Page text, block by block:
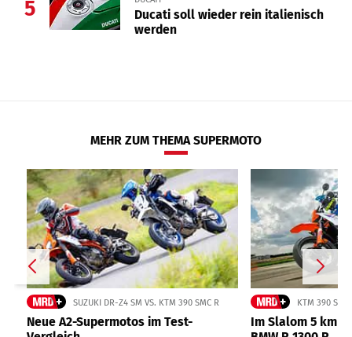
5
Ducati soll wieder rein italienisch
werden
MEHR ZUM THEMA SUPERMOTO
SUZUKI DR-Z4 SM VS. KTM 390 SMC R
Neue A2-Supermotos im Test-
KTM 390
Im Slalom 5 km/